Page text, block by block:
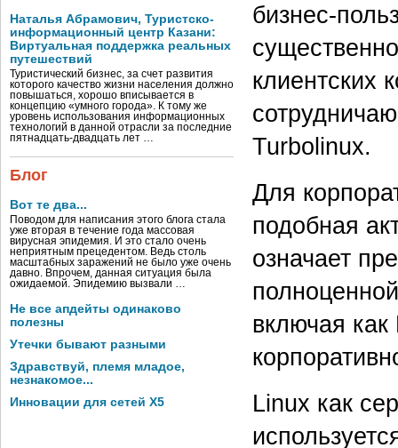
Наталья Абрамович, Туристско-
информационный центр Казани:
Виртуальная поддержка реальных
путешествий
Туристический бизнес, за счет развития
которого качество жизни населения должно
повышаться, хорошо вписывается в
концепцию «умного города». К тому же
уровень использования информационных
технологий в данной отрасли за последние
пятнадцать-двадцать лет …
Блог
Вот те два...
Поводом для написания этого блога стала
уже вторая в течение года массовая
вирусная эпидемия. И это стало очень
неприятным прецедентом. Ведь столь
масштабных заражений не было уже очень
давно. Впрочем, данная ситуация была
ожидаемой. Эпидемию вызвали …
Не все апдейты одинаково
полезны
Утечки бывают разными
Здравствуй, племя младое,
незнакомое...
Инновации для сетей X5
бизнес-
клиентских
Turbolinux.
Для
подобная
означает
включая
Linux как